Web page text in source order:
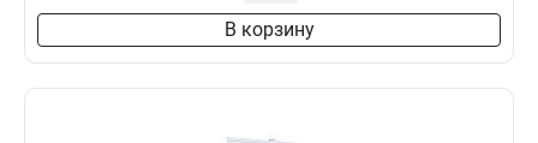
В корзину